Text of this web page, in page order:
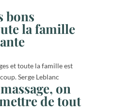
bons
la famille
et toute la famille est
Serge Leblanc
on
de tout